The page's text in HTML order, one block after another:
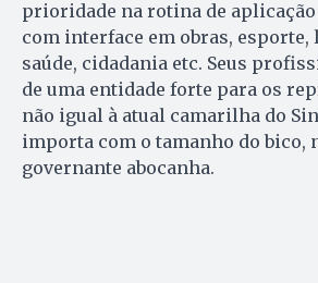
prioridade na rotina de
com interface em obras, esporte,
saúde, cidadania etc. Seus
de uma entidade forte para os
não igual à atual camarilha do
importa com o tamanho do bico,
governante abocanha.